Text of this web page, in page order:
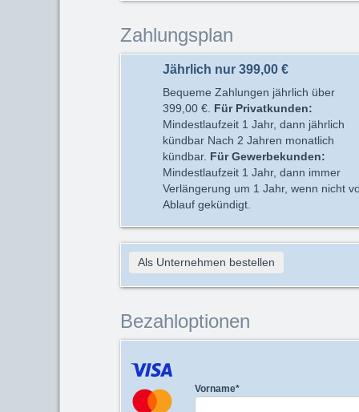
Zahlungsplan
Jährlich nur 399,00 €
Bequeme Zahlungen jährlich über
399,00 € Für Privatkunden:
Mindestlaufzeit 1 Jahr, dann jährlich
kündbar Nach 2 Jahren monatlich
kündbar. Für Gewerbe­kunden:
Mindestlaufzeit 1 Jahr, dann immer
Verlängerung um 1 Jahr, wenn nicht
Ablauf gekündigt.
Als Unternehmen bestellen
Bezahloptionen
Vorname*